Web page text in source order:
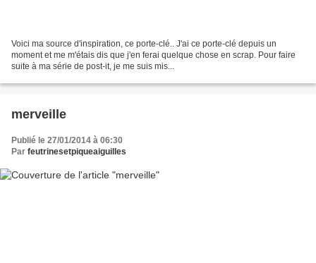
Voici ma source d'inspiration, ce porte-clé.. J'ai ce porte-clé depuis un
moment et me m'étais dis que j'en ferai quelque chose en scrap. Pour faire
suite à ma série de post-it, je me suis mis...
merveille
Publié le 27/01/2014 à 06:30
Par feutrinesetpiqueaiguilles